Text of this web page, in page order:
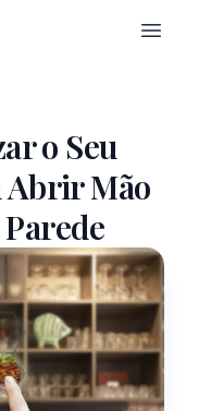
Open
o Seu
Abrir Mão